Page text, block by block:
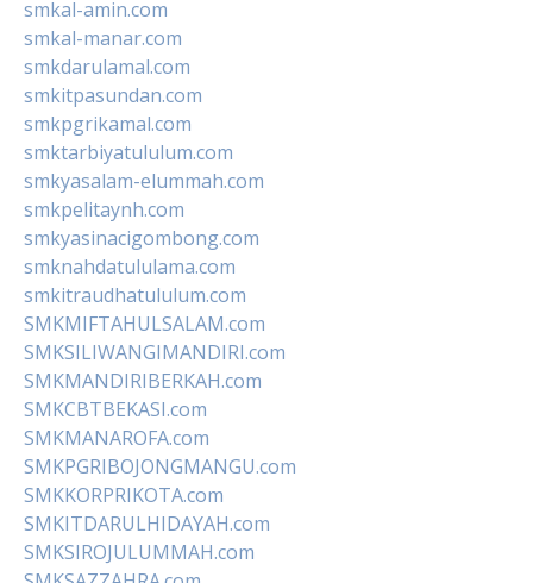
smkal-amin.com
smkal-manar.com
smkdarulamal.com
smkitpasundan.com
smkpgrikamal.com
smktarbiyatululum.com
smkyasalam-elummah.com
smkpelitaynh.com
smkyasinacigombong.com
smknahdatululama.com
smkitraudhatululum.com
SMKMIFTAHULSALAM.com
SMKSILIWANGIMANDIRI.com
SMKMANDIRIBERKAH.com
SMKCBTBEKASI.com
SMKMANAROFA.com
SMKPGRIBOJONGMANGU.com
SMKKORPRIKOTA.com
SMKITDARULHIDAYAH.com
SMKSIROJULUMMAH.com